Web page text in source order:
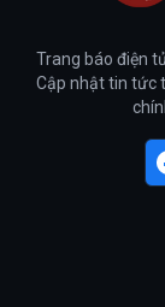
Trang báo điện
Cập nhật tin tức